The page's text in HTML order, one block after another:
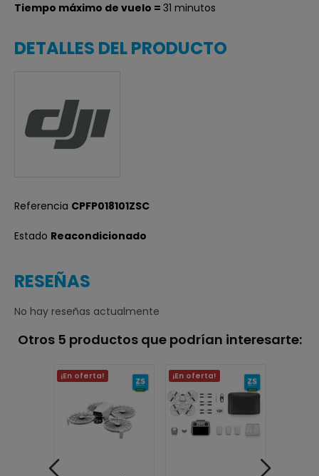
Tiempo máximo de vuelo = 31 minutos
DETALLES DEL PRODUCTO
Referencia CPFP018101ZSC
Estado Reacondicionado
RESEÑAS
No hay reseñas actualmente
Otros 5 productos que podrían interesarte:
¡En oferta! ¡En oferta!